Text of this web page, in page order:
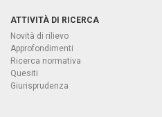
ATTIVITÀ DI RICERCA
Novità di rilievo
Approfondimenti
Ricerca normativa
Quesiti
Giurisprudenza